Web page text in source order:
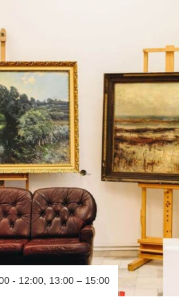
- 12:00, 13:00 – 15:00